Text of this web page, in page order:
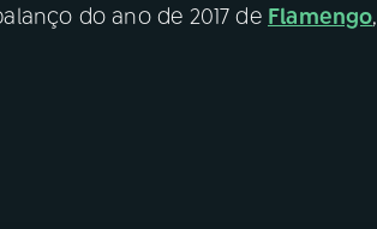
do ano de 2017 de Flamengo,